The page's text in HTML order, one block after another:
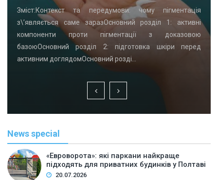
Зміст:Контекст та передумови: чому пігментація
з\’являється саме заразОсновний розділ 1: активні
компоненти проти пігментації з доказовою
базоюОсновний розділ 2: підготовка шкіри перед
активним доглядомОсновний розді…
News special
«Евроворота»: які паркани найкраще
підходять для приватних будинків у Полтаві
20.07.2026